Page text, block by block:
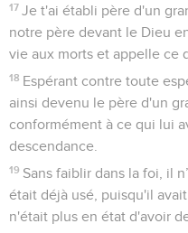
17 Je t'ai établi père d'un
notre père devant le Dieu
vie aux morts et appelle ce
18 Espérant contre toute
ainsi devenu le père d'un
conformément à ce qui lui
descendance.
19 Sans faiblir dans la foi, il
était déjà usé, puisqu'il
n'était plus en état d'avoir